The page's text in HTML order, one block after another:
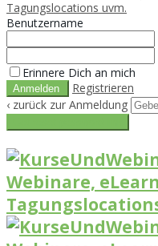
Benutzername
Erinnere Dich an mich
Registrieren
‹ zurück zur Anmeldung